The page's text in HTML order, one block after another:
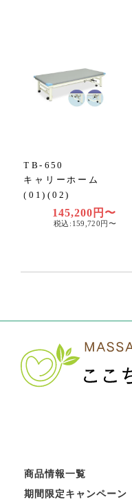
TB-650
キャリーホーム
(01)(02)
145,200円〜
税込:159,720円〜
商品情報一覧
期間限定キャンペーン